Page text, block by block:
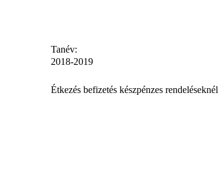
Tanév:
2018-2019
Étkezés befizetés készpénzes rendeléseknél